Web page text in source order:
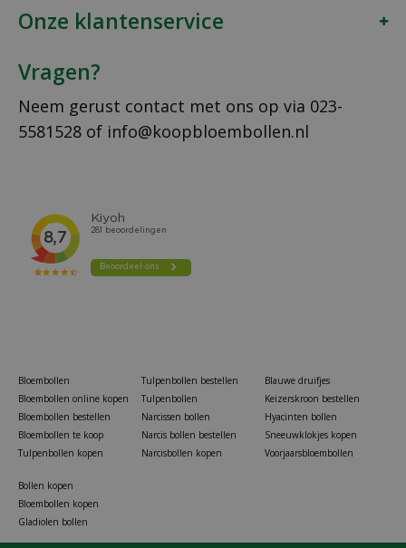
Onze klantenservice
Vragen?
Neem gerust contact met ons op via 023-
5581528 of info@koopbloembollen.nl
Bloembollen
Bloembollen online kopen
Bloembollen bestellen
Bloembollen te koop
Tulpenbollen kopen
Tulpenbollen bestellen
Tulpenbollen
Narcissen bollen
Narcis bollen bestellen
Narcisbollen kopen
Blauwe druifjes
Keizerskroon bestellen
Hyacinten bollen
Sneeuwklokjes kopen
Voorjaarsbloembollen
Bollen kopen
Bloembollen kopen
Gladiolen bollen